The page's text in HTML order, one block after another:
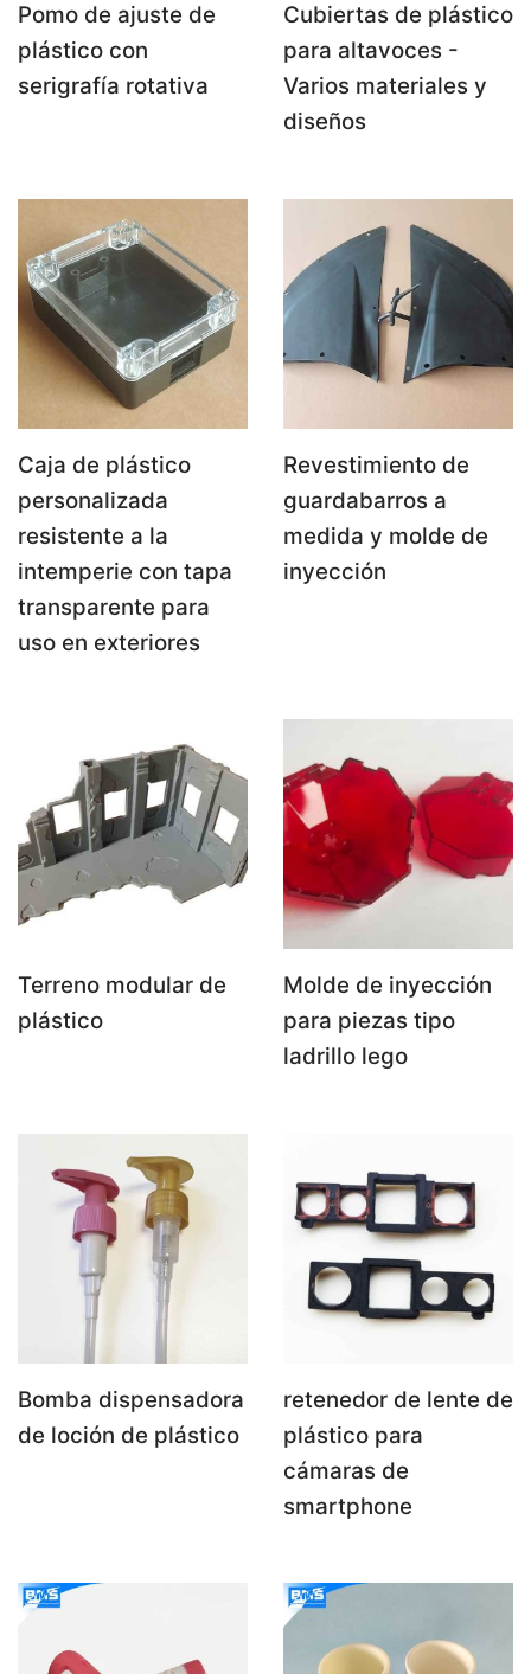
Pomo de ajuste de
plástico con
serigrafía rotativa
Cubiertas de plástico
para altavoces -
Varios materiales y
diseños
Caja de plástico
personalizada
resistente a la
intemperie con tapa
transparente para
uso en exteriores
Revestimiento de
guardabarros a
medida y molde de
inyección
Terreno modular de
plástico
Molde de inyección
para piezas tipo
ladrillo lego
Bomba dispensadora
de loción de plástico
retenedor de lente de
plástico para
cámaras de
smartphone